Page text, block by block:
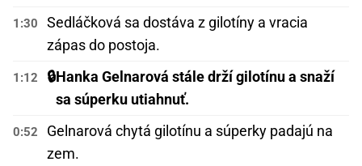
1:30
Sedláčková sa dostáva z gilotíny a vracia
zápas do postoja.
1:12 🔒Hanka Gelnarová stále drží gilotínu a snaží
sa súperku utiahnuť.
0:52
Gelnarová chytá gilotínu a súperky padajú na
zem.